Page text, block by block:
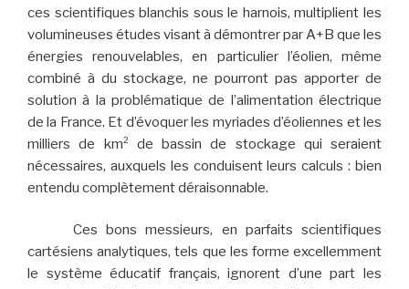
ces scientifiques blanchis sous le harnois, multiplient les
volumineuses études visant à démontrer par A+B que les
énergies renouvelables, en particulier l’éolien, même
combiné à du stockage, ne pourront pas apporter de
solution à la problématique de l’alimentation électrique
de la France. Et d’évoquer les myriades d’éoliennes et les
milliers de km² de bassin de stockage qui seraient
nécessaires, auxquels les conduisent leurs calculs : bien
entendu complètement déraisonnable.
Ces bons messieurs, en parfaits scientifiques
cartésiens analytiques, tels que les forme excellemment
le système éducatif français, ignorent d’une part les